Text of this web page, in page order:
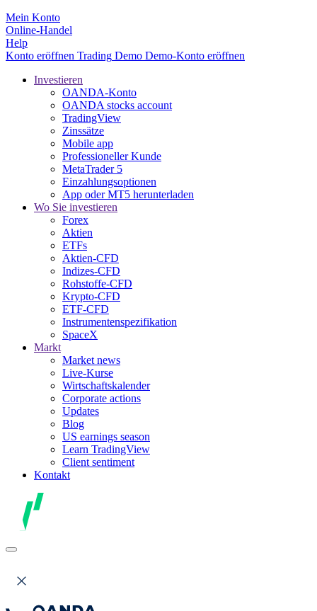
Mein Konto
Online-Handel
Help
Konto eröffnen Trading Demo Demo-Konto eröffnen
Investieren
OANDA-Konto
OANDA stocks account
TradingView
Zinssätze
Mobile app
Professioneller Kunde
MetaTrader 5
Einzahlungsoptionen
App oder MT5 herunterladen
Wo Sie investieren
Forex
Aktien
ETFs
Aktien-CFD
Indizes-CFD
Rohstoffe-CFD
Krypto-CFD
ETF-CFD
Instrumentenspezifikation
SpaceX
Markt
Market news
Live-Kurse
Wirtschaftskalender
Corporate actions
Updates
Blog
US earnings season
Learn TradingView
Client sentiment
Kontakt